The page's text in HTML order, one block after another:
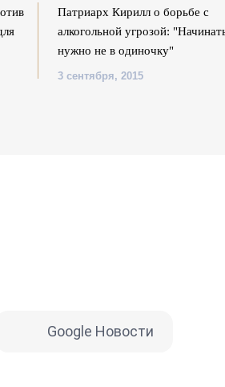
Патриарх Кирилл о борьбе с
алкогольной угрозой:
нужно не в одиночку"
3 сентября, 2015
Google Новости